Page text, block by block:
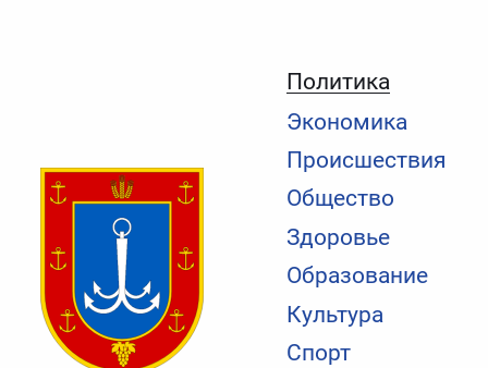
Политика
Экономика
Происшествия
Общество
Здоровье
Образование
Культура
Спорт